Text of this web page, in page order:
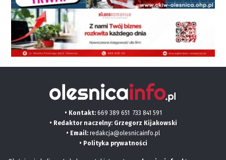
• Kontakt: 669 389 651 733 841 591
• Redaktor naczelny: Grzegorz Kijakowski
• Email: redakcja@olesnicainfo.pl
• Polityka prywatności